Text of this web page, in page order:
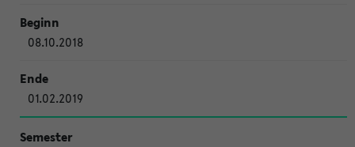
08.10.2018
01.02.2019